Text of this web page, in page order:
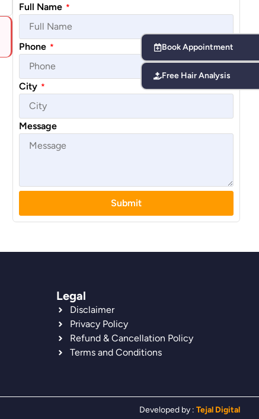
Full Name *
Phone *
City *
Message
Submit
Legal
Disclaimer
Privacy Policy
Refund & Cancellation Policy
Terms and Conditions
Developed by : Tejal Digital
Book Appointment
Free Hair Analysis